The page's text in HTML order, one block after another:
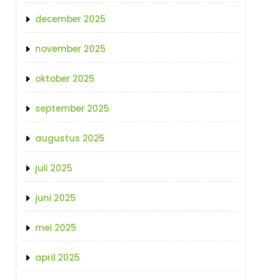
december 2025
november 2025
oktober 2025
september 2025
augustus 2025
juli 2025
juni 2025
mei 2025
april 2025